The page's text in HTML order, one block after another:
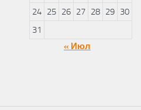
24 25 26 27 28 29 30
31
« Июл